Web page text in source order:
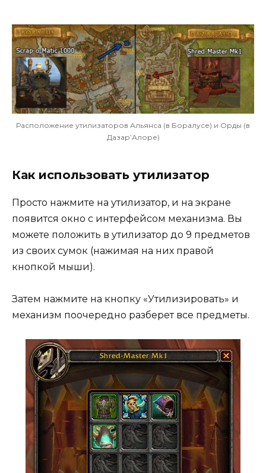
Расположение утилизаторов Альянса (в Боралусе) и Орды (в
Дазар’Алоре)
Как использовать утилизатор
Просто нажмите на утилизатор, и на экране
появится окно с интерфейсом механизма. Вы
можете положить в утилизатор до 9 предметов
из своих сумок (нажимая на них правой
кнопкой мыши).
Затем нажмите на кнопку «Утилизировать» и
механизм поочередно разберет все предметы.